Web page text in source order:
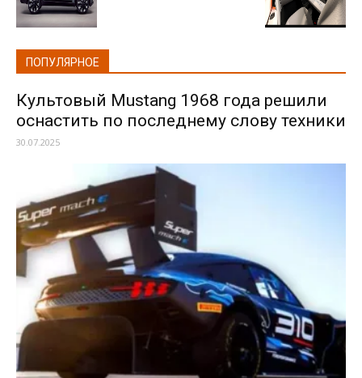
ПОПУЛЯРНОЕ
Культовый Mustang 1968 года решили
оснастить по последнему слову техники
30.07.2025